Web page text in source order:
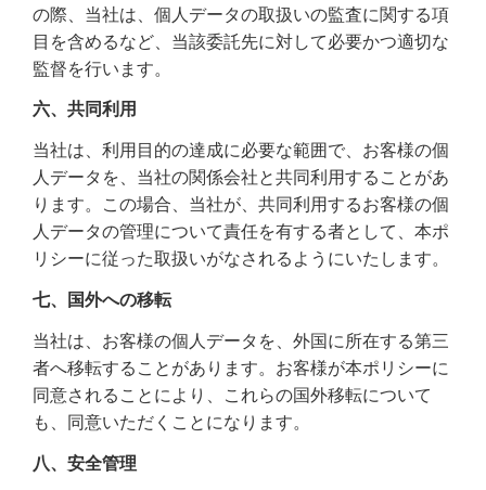
の際、当社は、個人データの取扱いの監査に関する項
目を含めるなど、当該委託先に対して必要かつ適切な
監督を行います。
六、共同利用
当社は、利用目的の達成に必要な範囲で、お客様の個
人データを、当社の関係会社と共同利用することがあ
ります。この場合、当社が、共同利用するお客様の個
人データの管理について責任を有する者として、本ポ
リシーに従った取扱いがなされるようにいたします。
七、国外への移転
当社は、お客様の個人データを、外国に所在する第三
者へ移転することがあります。お客様が本ポリシーに
同意されることにより、これらの国外移転について
も、同意いただくことになります。
八、安全管理